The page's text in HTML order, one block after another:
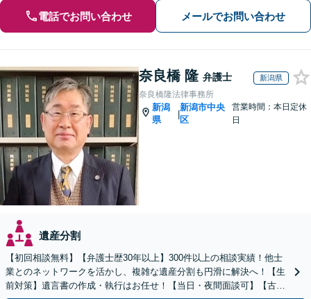
電話でお問い合わせ メールでお問い合わせ
奈良橋 隆 弁護士 新潟県
奈良橋隆法律事務所
新潟
県
|
新潟市中央
区
営業時間：本日定休
日
遺産分割
【初回相談無料】【弁護士歴30年以上】300件以上の相談実績！他士
業とのネットワークを活かし、複雑な遺産分割も円滑に解決へ！【生
前対策】遺言書の作成・執行はお任せ！【当日・夜間面談可】【古町